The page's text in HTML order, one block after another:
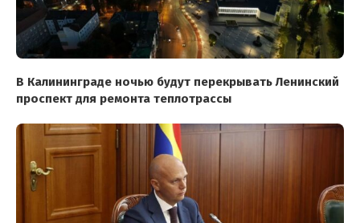
В Калининграде ночью будут перекрывать Ленинский
проспект для ремонта теплотрассы